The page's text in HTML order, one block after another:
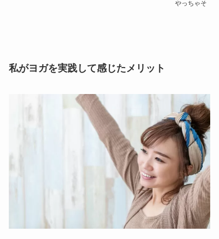
やっちゃそ
私がヨガを実践して感じたメリット